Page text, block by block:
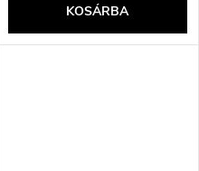
KOSÁRBA